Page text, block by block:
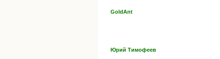
GoldAnt
Юрий Тимофеев